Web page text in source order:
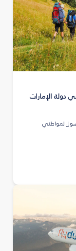
دولة الإمارات
لمواطني